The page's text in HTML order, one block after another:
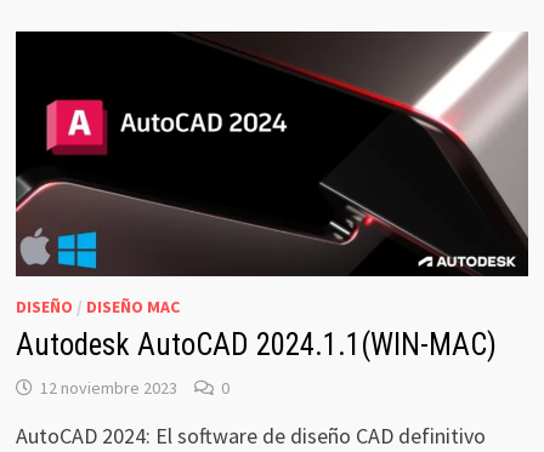
DISEÑO / DISEÑO MAC
Autodesk AutoCAD 2024.1.1(WIN-MAC)
12 noviembre 2023 0
AutoCAD 2024: El software de diseño CAD definitivo